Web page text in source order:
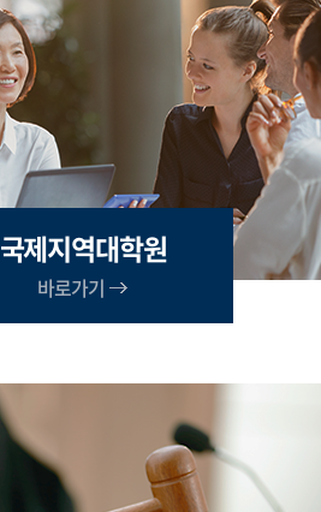
국제지역대학원
바로가기